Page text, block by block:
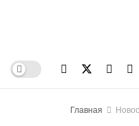
Главная